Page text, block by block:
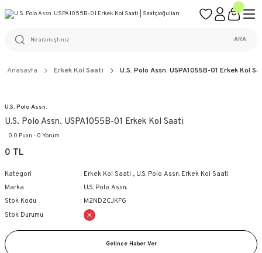
%100 ORİJİNAL ÜRÜN GARANTİSİ
ARA
Anasayfa Erkek Kol Saati U.S. Polo Assn. USPA1055B-01 Erkek Kol
U.S. Polo Assn.
U.S. Polo Assn. USPA1055B-01 Erkek Kol Saati
0.0 Puan - 0 Yorum
0 TL
Kategori Erkek Kol Saati , U.S. Polo Assn. Erkek Kol Saati
Marka
U.S. Polo Assn.
Stok Kodu
M2ND2CJKFG
Stok Durumu
Gelince Haber Ver